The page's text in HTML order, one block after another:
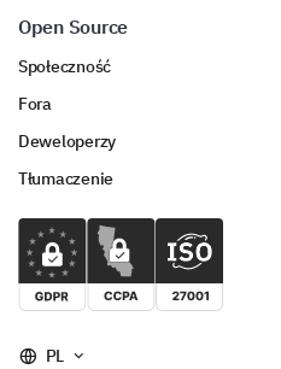
Open Source
Społeczność
Fora
Deweloperzy
Tłumaczenie
PL